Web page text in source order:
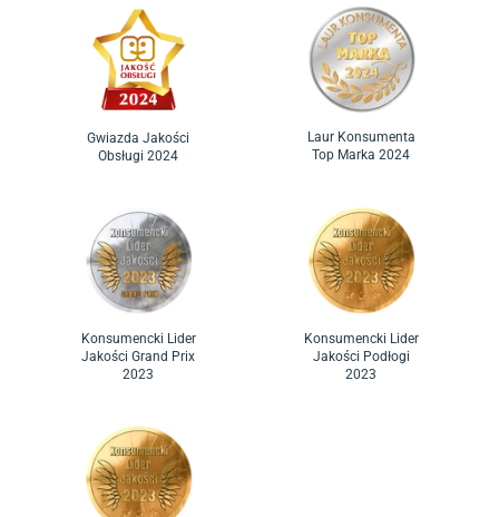
Gwiazda Jakości
Obsługi 2024
Laur Konsumenta
Top Marka 2024
Konsumencki Lider
Jakości Grand Prix
2023
Konsumencki Lider
Jakości Podłogi
2023